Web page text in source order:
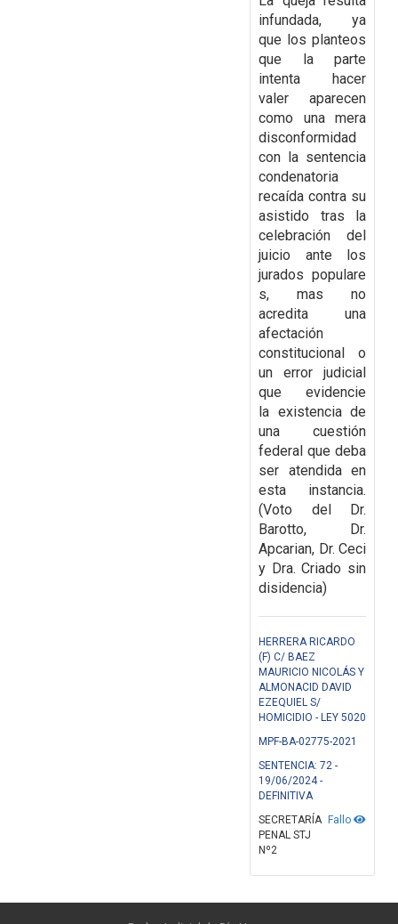
infundada, ya
que los planteos
que la parte
intenta hacer
valer aparecen
como una mera
disconformidad
con la sentencia
condenatoria
recaída contra su
asistido tras la
celebración del
juicio ante los
jurados populare
s, mas no
acredita una
afectación
constitucional o
un error judicial
que evidencie
la existencia de
una cuestión
federal que deba
ser atendida en
esta instancia.
(Voto del Dr.
Barotto, Dr.
Apcarian, Dr. Ceci
y Dra. Criado sin
disidencia)
HERRERA RICARDO
(F) C/ BAEZ
MAURICIO NICOLÁS Y
ALMONACID DAVID
EZEQUIEL S/
HOMICIDIO - LEY 5020
MPF-BA-02775-2021
SENTENCIA: 72 -
19/06/2024 -
DEFINITIVA
Fallo
SECRETARÍA
PENAL STJ
Nº2